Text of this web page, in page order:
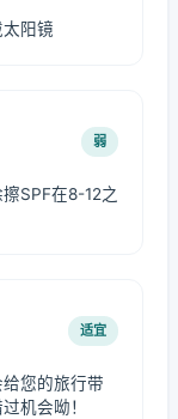
阳镜
弱
SPF在8-12之
适宜
您的旅行带
机会呦！